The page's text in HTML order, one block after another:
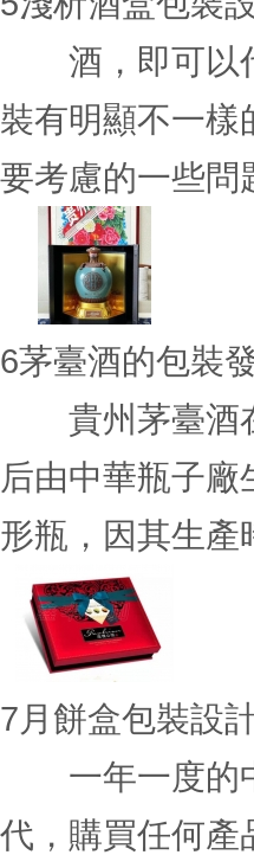
酒，即可以代
裝有明顯不一樣
要考慮的一些
6茅臺酒的包裝
貴州茅臺酒在
后由中華瓶子
形瓶，因其生產
7 月餅盒包裝設
一年一度的中
代，購買任何產